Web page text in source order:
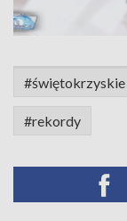
#świętokrzyskie
#rekordy